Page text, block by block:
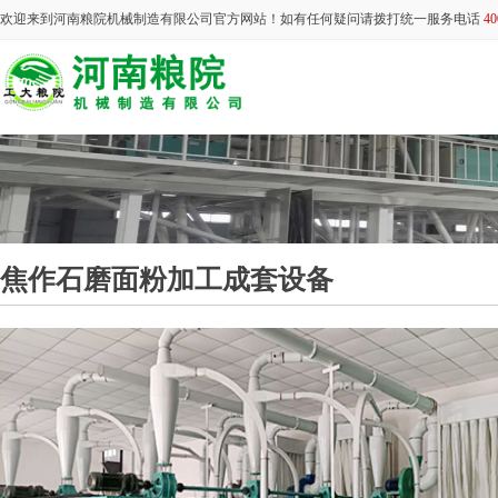
欢迎来到河南粮院机械制造有限公司官方网站！如有任何疑问请拨打统一服务电话
焦作石磨面粉加工成套设备